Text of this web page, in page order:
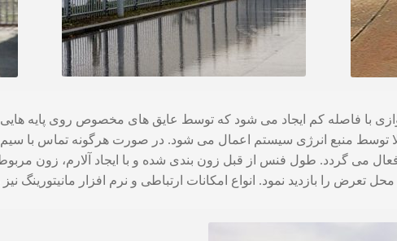
با فاصله کم ایجاد می شود که توسط عایق های مخصوص روی پایه
بالا توسط منبع انرژی سیستم اعمال می شود. در صورت هرگونه تماس با
می گردد. طول فنس از قبل زون بندی شده و با ایجاد آلارم، زون